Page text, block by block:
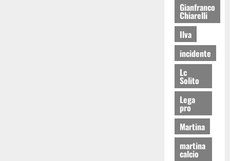
Gianfranco
Chiarelli
Ilva
incidente
Lc
Solito
Lega
pro
Martina
martina
calcio